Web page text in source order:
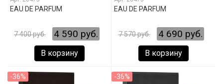
EAU DE PARFUM
7 400 руб. 4 590 руб.
В корзину
EAU DE PARFUM
7 570 руб. 4 690 руб.
В корзину
-36% -36%